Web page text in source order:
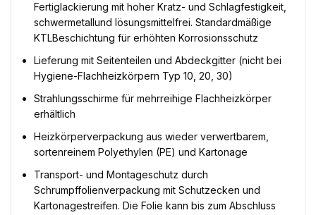
Fertiglackierung mit hoher Kratz- und Schlagfestigkeit,
schwermetallund lösungsmittelfrei. Standardmäßige
KTLBeschichtung für erhöhten Korrosionsschutz
Lieferung mit Seitenteilen und Abdeckgitter (nicht bei
Hygiene-Flachheizkörpern Typ 10, 20, 30)
Strahlungsschirme für mehrreihige Flachheizkörper
erhältlich
Heizkörperverpackung aus wieder verwertbarem,
sortenreinem Polyethylen (PE) und Kartonage
Transport- und Montageschutz durch
Schrumpffolienverpackung mit Schutzecken und
Kartonagestreifen. Die Folie kann bis zum Abschluss